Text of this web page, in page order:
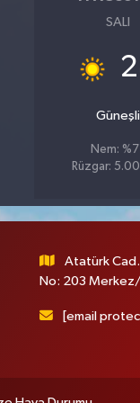
SALI
Güneşli
Nem: %71
Rüzgar:
Atatürk Cad.
No: 203 Merkez/
[email